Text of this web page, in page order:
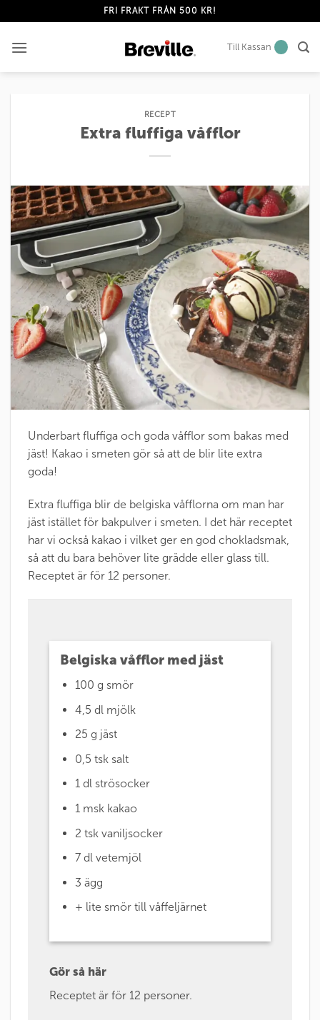
to
content
FRI FRAKT FRÅN 500 KR!
Till Kassan
RECEPT
Extra fluffiga våfflor
Underbart fluffiga och goda våfflor som bakas med
jäst! Kakao i smeten gör så att de blir lite extra
goda!
Extra fluffiga blir de belgiska våfflorna om man har
jäst istället för bakpulver i smeten. I det här receptet
har vi också kakao i vilket ger en god chokladsmak,
så att du bara behöver lite grädde eller glass till.
Receptet är för 12 personer.
Belgiska våfflor med jäst
100 g smör
4,5 dl mjölk
25 g jäst
0,5 tsk salt
1 dl strösocker
1 msk kakao
2 tsk vaniljsocker
7 dl vetemjöl
3 ägg
+ lite smör till våffeljärnet
Gör så här
Receptet är för 12 personer.